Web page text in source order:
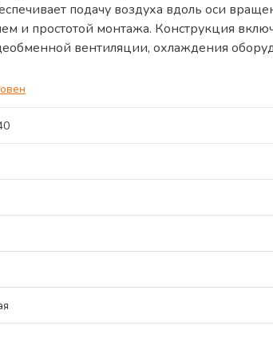
подачу воздуха вдоль оси
простотой монтажа. Конструкция
вентиляции, охлаждения